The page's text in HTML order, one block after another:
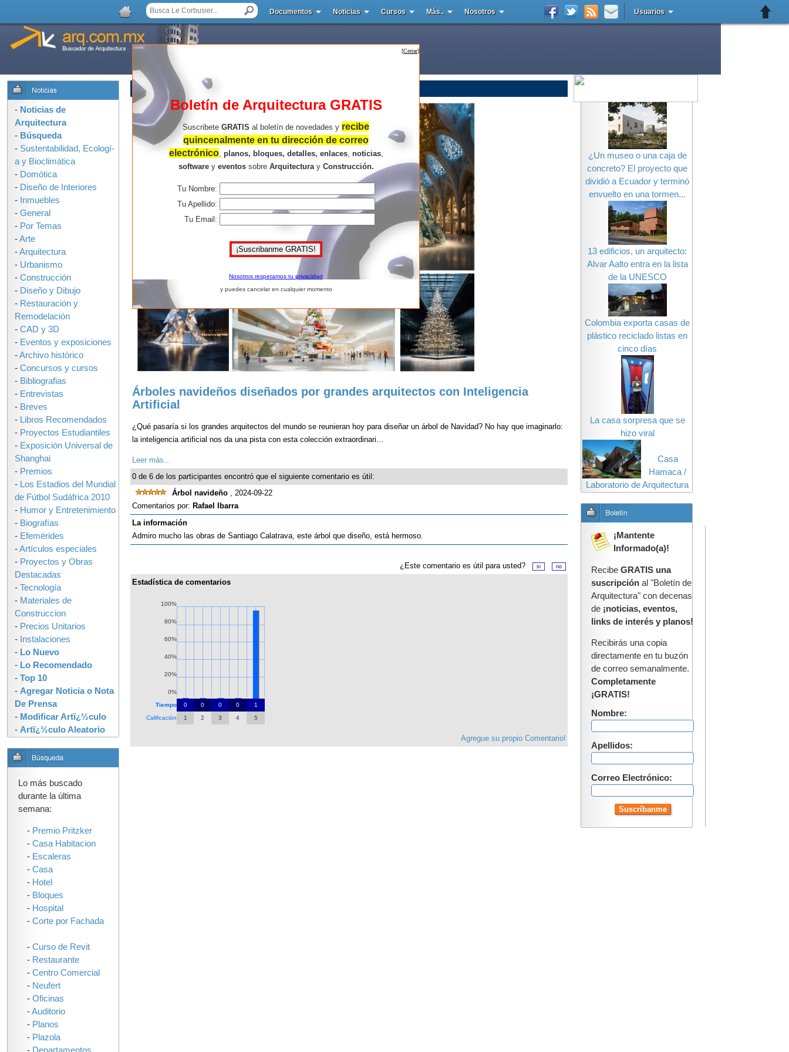
Documentos Noticias Cursos Más.. Nosotros Usuarios
LISTA DE COMENTARIOS
Árboles navideños diseñados por grandes arquitectos con Inteligencia
Artificial
¿Qué pasaría si los grandes arquitectos del mundo se reunieran hoy para diseñar un árbol de Navidad? No hay que imaginarlo:
la inteligencia artificial nos da una pista con esta colección extraordinari...
Leer más...
0 de 6 de los participantes encontró que el siguiente comentario es útil:
Árbol navideño , 2024-09-22
Comentarios por: Rafael Ibarra
La información
Admiro mucho las obras de Santiago Calatrava, este árbol que diseño, está hermoso.
¿Este comentario es útil para usted?
Estadística de comentarios
100%
80%
60%
40%
20%
0%
Tiempo
0 0 0 0
1
Calificación
1 2 3 4 5
Agregue su propio Comentario!
¿Un museo o una caja de
concreto? El proyecto que
dividió a Ecuador y terminó
envuelto en una tormen...
13 edificios, un arquitecto:
Alvar Aalto entra en la lista
de la UNESCO
Colombia exporta casas de
plástico reciclado listas en
cinco días
La casa sorpresa que se
hizo viral
Casa
Hamaca /
Laboratorio de Arquitectura
¡Mantente
Informado(a)!
Recibe GRATIS una
suscripción al "Boletín de
Arquitectura" con decenas
de ¡noticias, eventos,
links de interés y planos!
Recibirás una copia
directamente en tu buzón
de correo semanalmente.
Completamente
¡GRATIS!
Nombre:
Apellidos:
Correo Electrónico:
[Cerrar]
Boletín de Arquitectura GRATIS
Suscribete GRATIS al boletín de novedades y recibe
quincenalmente en tu dirección de correo
electrónico, planos, bloques, detalles, enlaces, noticias,
softwarey eventossobre Arquitecturay Construcción.
Tu Nombre:
Tu Apellido:
Tu Email:
Nosotros respetamos tu privacidad
y puedes cancelar en cualquier momento
- Noticias de
Arquitectura
- Búsqueda
- Sustentabilidad, Ecologí­
a y Bioclimática
- Domótica
- Diseño de Interiores
- Inmuebles
- General
- Por Temas
-Arte
-Arquitectura
- Urbanismo
- Construcción
- Diseño y Dibujo
- Restauración y
Remodelación
- CAD y 3D
- Eventos y exposiciones
-Archivo histórico
- Concursos y cursos
- Bibliografias
- Entrevistas
- Breves
- Libros Recomendados
- Proyectos Estudiantiles
- Exposición Universal de
Shanghai
- Premios
- Los Estadios del Mundial
de Fútbol Sudáfrica 2010
- Humor y Entretenimiento
- Biografías
- Efemérides
-Artículos especiales
- Proyectos y Obras
Destacadas
- Tecnología
- Materiales de
Construccion
- Precios Unitarios
- Instalaciones
- Lo Nuevo
- Lo Recomendado
- Top 10
- Agregar Noticia o Nota
De Prensa
- Modificar Artï¿½culo
- Artï¿½culo Aleatorio
Lo más buscado
durante la última
semana:
- Premio Pritzker
- Casa Habitacion
- Escaleras
- Casa
- Hotel
- Bloques
- Hospital
- Corte por Fachada
- Curso de Revit
- Restaurante
- Centro Comercial
- Neufert
- Oficinas
-Auditorio
- Planos
- Plazola
- Departamentos